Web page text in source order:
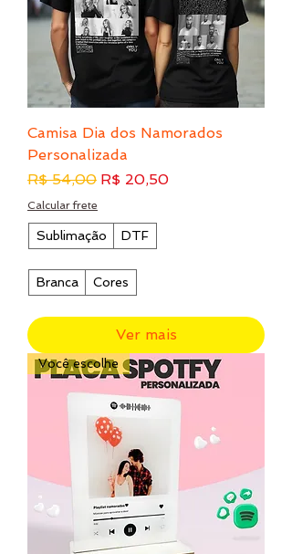
Camisa Dia dos Namorados
Personalizada
Preço normal
R$ 54,00 Preço promocional
R$ 20,50
Calcular frete
Sublimação DTF
Branca Cores
Ver mais
Você escolhe